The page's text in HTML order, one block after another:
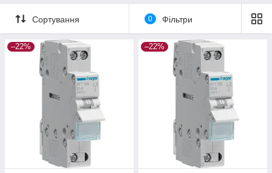
Сортування 0 Фільтри
–22% –22%